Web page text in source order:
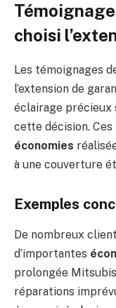
choisi
Les témoignages
l’extension de
éclairage précieux
cette décision.
économies
à une couverture
Exemples
De nombreux
d’importantes
prolongée
réparations